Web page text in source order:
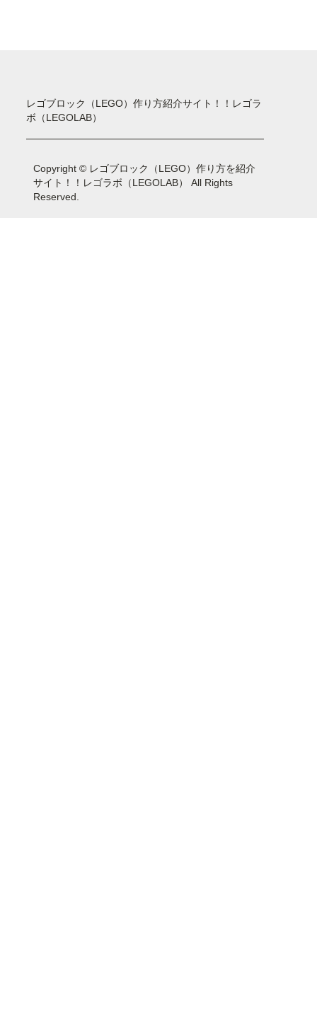
レゴブロック（LEGO）作り方紹介サイト！！レゴラ
ボ（LEGOLAB）
Copyright © レゴブロック（LEGO）作り方を紹介
サイト！！レゴラボ（LEGOLAB） All Rights
Reserved.